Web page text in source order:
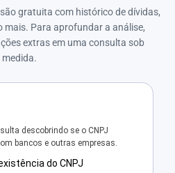
gratuita com histórico de dívidas,
Para aprofundar a análise,
extras em uma consulta sob
medida.
descobrindo se o CNPJ
bancos e outras empresas.
do CNPJ